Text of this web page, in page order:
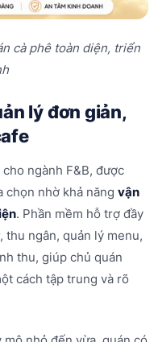
cà phê toàn diện, triển
lý đơn giản,
ngành F&B, được
chọn nhờ khả năng vận
. Phần mềm hỗ trợ đầy
ngân, quản lý menu,
thu, giúp chủ quán
cách tập trung và rõ